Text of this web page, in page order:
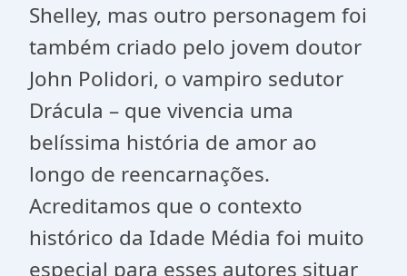
Shelley, mas outro personagem foi
também criado pelo jovem doutor
John Polidori, o vampiro sedutor
Drácula – que vivencia uma
belíssima história de amor ao
longo de reencarnações.
Acreditamos que o contexto
histórico da Idade Média foi muito
especial para esses autores situar